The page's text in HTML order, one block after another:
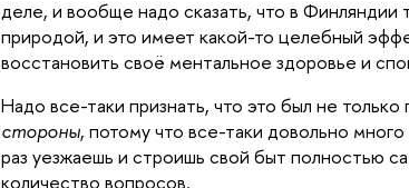
деле, и вообще надо сказать, что в
природой, и это имеет какой-то целебный
восстановить своё ментальное здоровье и
Надо все-таки признать, что это был не только
стороны, потому что все-таки довольно
раз уезжаешь и строишь свой быт полностью
количество вопросов.